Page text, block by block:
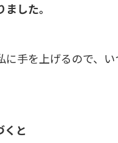
した。
手を上げるので、
くと